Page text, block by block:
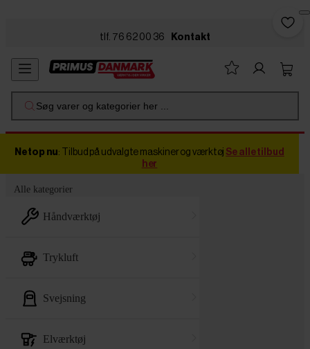
tlf. 76 62 00 36 Kontakt
Søg varer og kategorier her ...
Netop nu: Tilbud på udvalgte maskiner og værktøj Se alle tilbud
her
Alle kategorier
håndværktøj
trykluft
svejsning
elværktøj